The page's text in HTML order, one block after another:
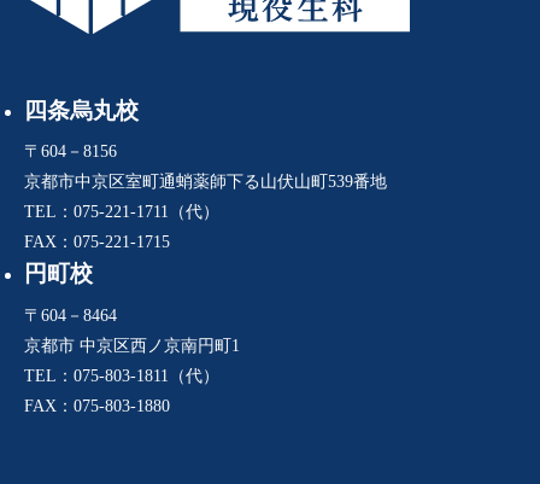
四条烏丸校
〒604－8156
京都市中京区室町通蛸薬師下る山伏山町539番地
TEL：075-221-1711（代）
FAX：075-221-1715
円町校
〒604－8464
京都市 中京区西ノ京南円町1
TEL：075-803-1811（代）
FAX：075-803-1880